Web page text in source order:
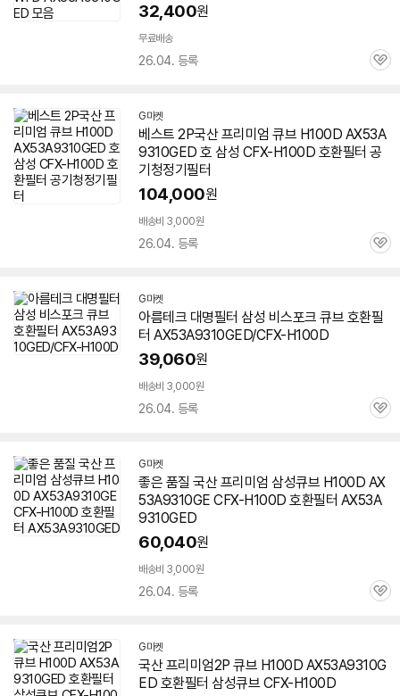
32,400원
무료배송
26.04. 등록
관
G마켓
베스트 2P국산 프리미엄 큐브 H100D AX53A
9310GED 호 삼성 CFX-H100D 호환필터 공
기청정기필터
104,000원
배송비 3,000원
26.04. 등록
관
G마켓
아름테크 대명필터 삼성 비스포크 큐브 호환필
터 AX53A9310GED/CFX-H100D
39,060원
배송비 3,000원
26.04. 등록
관
G마켓
좋은 품질 국산 프리미엄 삼성큐브 H100D AX
53A9310GE CFX-H100D 호환필터 AX53A
9310GED
60,040원
배송비 3,000원
26.04. 등록
관
G마켓
국산 프리미엄2P 큐브 H100D AX53A9310G
ED 호환필터 삼성큐브 CFX-H100D